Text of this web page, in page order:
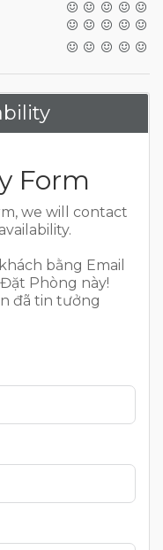
Form
we will contact
bằng Email
Phòng này!
đã tin tưởng